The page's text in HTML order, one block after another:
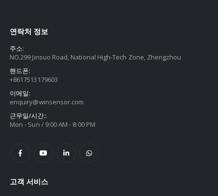
연락처 정보
주소:
NO.299 Jinsuo Road, National High-Tech Zone, Zhengzhou
핸드폰:
+8617513179603
이메일:
enquiry@winsensor.com
근무일/시간::
Mon - Sun / 9:00 AM - 8:00 PM
고객 서비스